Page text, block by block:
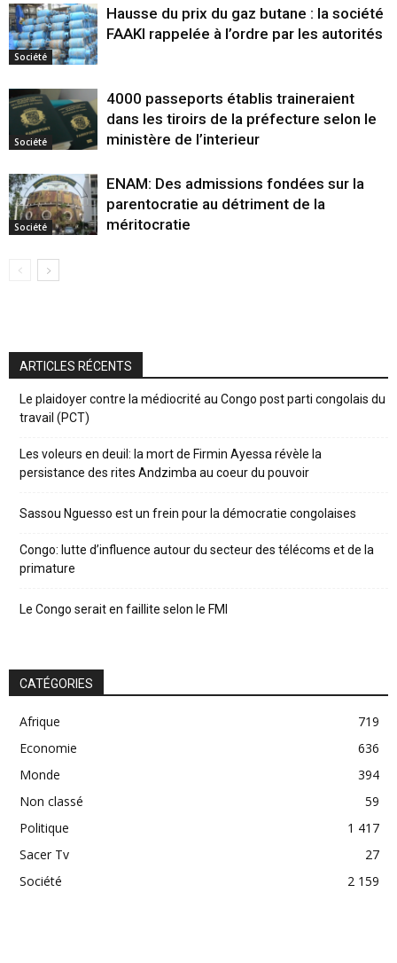
Société
Hausse du prix du gaz butane : la société
FAAKI rappelée à l’ordre par les autorités
Société
4000 passeports établis traineraient
dans les tiroirs de la préfecture selon le
ministère de l’interieur
Société
ENAM: Des admissions fondées sur la
parentocratie au détriment de la
méritocratie
ARTICLES RÉCENTS
Le plaidoyer contre la médiocrité au Congo post parti congolais du
travail (PCT)
Les voleurs en deuil: la mort de Firmin Ayessa révèle la
persistance des rites Andzimba au coeur du pouvoir
Sassou Nguesso est un frein pour la démocratie congolaises
Congo: lutte d’influence autour du secteur des télécoms et de la
primature
Le Congo serait en faillite selon le FMI
CATÉGORIES
Afrique
719
Economie
636
Monde
394
Non classé
59
Politique
1 417
Sacer Tv
27
Société
2 159